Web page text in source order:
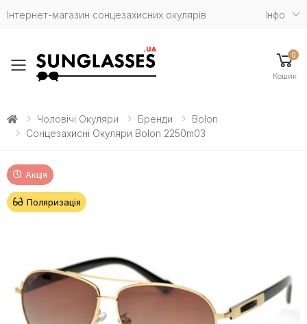
Інтернет-магазин сонцезахисних окулярів Iнфо
Toggle mobile menu
0
Кошик
Чоловічі Окуляри Бренди
Bolon
Сонцезахисні Окуляри Bolon 2250m03
Акція
Поляризація